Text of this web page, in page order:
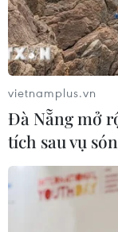
vietnamplus.vn
Đà Nẵng mở
tích sau vụ